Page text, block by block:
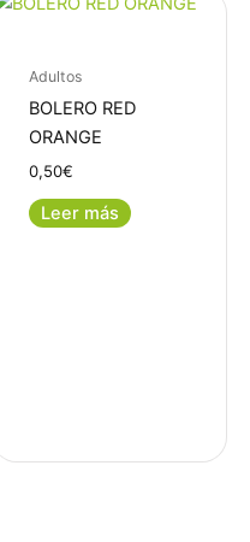
Adultos
BOLERO RED
ORANGE
0,50€
Leer más